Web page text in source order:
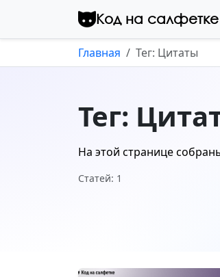
Перейти к контенту
Код на салфетке
Главная Тег: Цитаты
Тег:
На этой странице
Статей: 1